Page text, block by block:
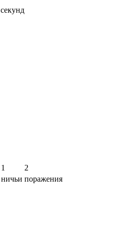
секунд
1
2
ничьи поражения